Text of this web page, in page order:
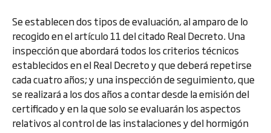
Se establecen dos tipos de evaluación, al amparo de lo
recogido en el artículo 11 del citado Real Decreto. Una
inspección que abordará todos los criterios técnicos
establecidos en el Real Decreto y que deberá repetirse
cada cuatro años; y una inspección de seguimiento, que
se realizará a los dos años a contar desde la emisión del
certificado y en la que solo se evaluarán los aspectos
relativos al control de las instalaciones y del hormigón